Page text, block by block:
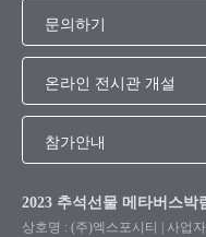
문의하기
온라인 전시관 개설
참가안내
2023 추석선물 메타버스박
상호명 : (주)엑스포시티 | 사업